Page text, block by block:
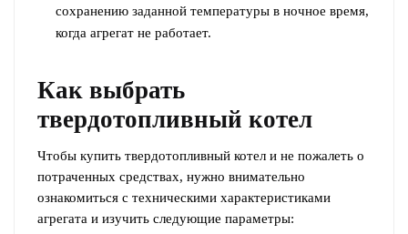
сохранению заданной температуры в ночное время,
когда агрегат не работает.
Как выбрать
твердотопливный котел
Чтобы купить твердотопливный котел и не пожалеть о
потраченных средствах, нужно внимательно
ознакомиться с техническими характеристиками
агрегата и изучить следующие параметры: